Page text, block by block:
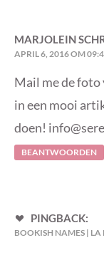
MARJOLEIN
APRIL 6, 2016 OM
Mail me de
in een mooi
doen!
BEANTWOORDEN
PINGBACK:
BOOKISH NAMES | LA